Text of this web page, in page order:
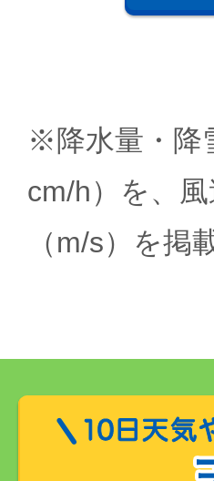
※降水量・降
cm/h）を、
（m/s）を掲